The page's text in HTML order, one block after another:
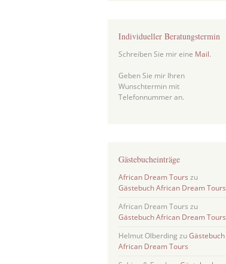
Individueller Beratungstermin
Schreiben Sie mir eine Mail.
Geben Sie mir Ihren
Wunschtermin mit
Telefonnummer an.
Gästebucheinträge
African Dream Tours zu
Gästebuch African Dream Tours
African Dream Tours zu
Gästebuch African Dream Tours
Helmut Olberding zuGästebuch
African Dream Tours